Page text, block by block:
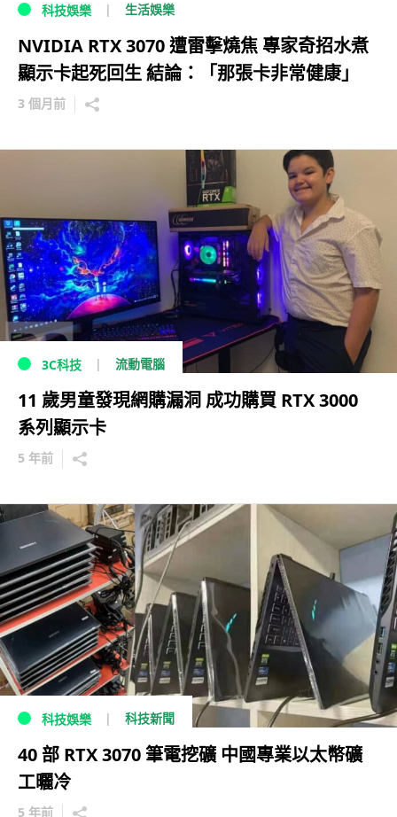
科技娛樂 生活娛樂
NVIDIA RTX 3070 遭雷擊燒焦 專家奇招水煮
顯示卡起死回生 結論：「那張卡非常健康」
3 個月前
3C科技 流動電腦
11 歲男童發現網購漏洞 成功購買 RTX 3000
系列顯示卡
5 年前
科技娛樂 科技新聞
40 部 RTX 3070 筆電挖礦 中國專業以太幣礦
工曬冷
5 年前